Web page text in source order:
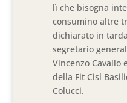
lì che bisogna
consumino altre
dichiarato in
segretario
Vincenzo Cavallo
della Fit Cisl
Colucci.